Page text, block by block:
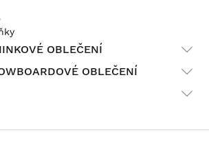
OBLEČENÍ
OBLEČENÍ